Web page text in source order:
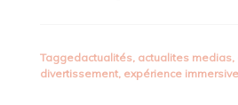
Taggedactualités, actualites medias,
divertissement, expérience